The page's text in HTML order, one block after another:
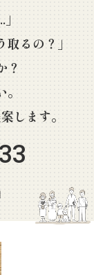
るの？」
？
します。